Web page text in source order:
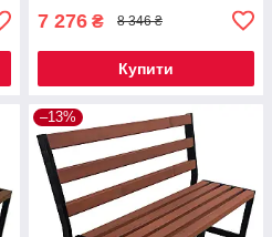
7 276 ₴ 8 346 ₴
Купити
–13%